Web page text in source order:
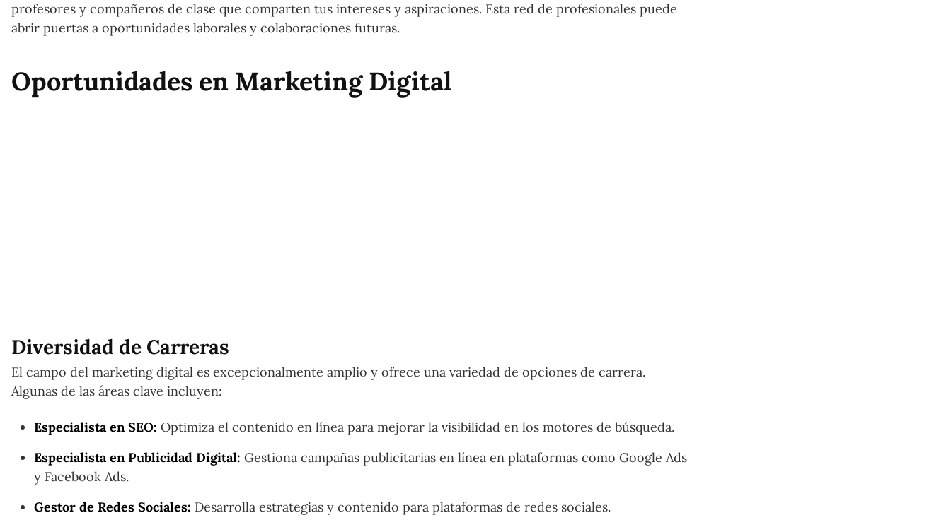
profesores y compañeros de clase que comparten tus intereses y aspiraciones. Esta red de profesionales puede
abrir puertas a oportunidades laborales y colaboraciones futuras.
Oportunidades en Marketing Digital
Diversidad de Carreras
El campo del marketing digital es excepcionalmente amplio y ofrece una variedad de opciones de carrera.
Algunas de las áreas clave incluyen:
Especialista en SEO: Optimiza el contenido en línea para mejorar la visibilidad en los motores de búsqueda.
Especialista en Publicidad Digital: Gestiona campañas publicitarias en línea en plataformas como Google Ads
y Facebook Ads.
Gestor de Redes Sociales: Desarrolla estrategias y contenido para plataformas de redes sociales.